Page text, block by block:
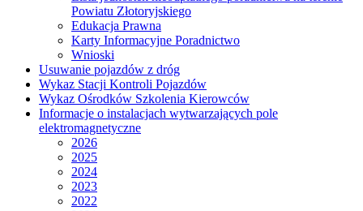
Powiatu Złotoryjskiego
Edukacja Prawna
Karty Informacyjne Poradnictwo
Wnioski
Usuwanie pojazdów z dróg
Wykaz Stacji Kontroli Pojazdów
Wykaz Ośrodków Szkolenia Kierowców
Informacje o instalacjach wytwarzających pole
elektromagnetyczne
2026
2025
2024
2023
2022